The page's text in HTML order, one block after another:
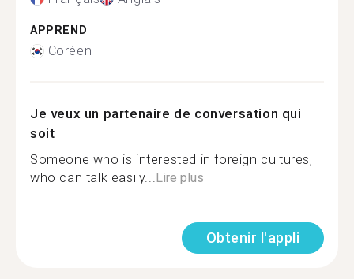
APPREND
Coréen
Je veux un partenaire de conversation qui
soit
Someone who is interested in foreign cultures,
who can talk easily...Lire plus
Obtenir l'appli